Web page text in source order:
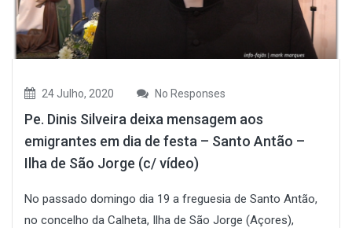
24 Julho, 2020 No Responses
Pe. Dinis Silveira deixa mensagem aos
emigrantes em dia de festa – Santo Antão –
Ilha de São Jorge (c/ vídeo)
No passado domingo dia 19 a freguesia de Santo Antão,
no concelho da Calheta, Ilha de São Jorge (Açores),